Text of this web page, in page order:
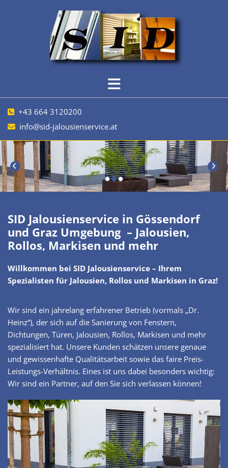
 +43 664 3120200
 info@sid-jalousienservice.at
SID Jalousienservice in Gössendorf
und Graz Umgebung – Jalousien,
Rollos, Markisen und mehr
Willkommen bei SID Jalousienservice – Ihrem
Spezialisten für Jalousien, Rollos und Markisen in Graz!
Wir sind ein jahrelang erfahrener Betrieb (vormals „Dr.
Heinz“), der sich auf die Sanierung von Fenstern,
Dichtungen, Türen, Jalousien, Rollos, Markisen und mehr
spezialisiert hat. Unsere Kunden schätzen unsere genaue
und gewissenhafte Qualitätsarbeit sowie das faire Preis-
Leistungs-Verhältnis. Eines ist uns dabei besonders wichtig:
Wir sind ein Partner, auf den Sie sich verlassen können!